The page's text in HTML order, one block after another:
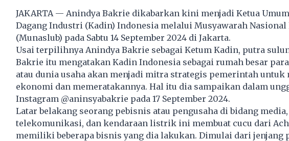
JAKARTA — Anindya Bakrie dikabarkan kini menjadi Ketua
Dagang Industri (Kadin) Indonesia melalui Musyawarah Nasional
(Munaslub) pada Sabtu 14 September 2024 di Jakarta.
Usai terpilihnya Anindya Bakrie sebagai Ketum Kadin, putra
Bakrie itu mengatakan Kadin Indonesia sebagai rumah besar
atau dunia usaha akan menjadi mitra strategis pemerintah untuk
ekonomi dan memeratakannya. Hal itu dia sampaikan dalam
Instagram @aninsyabakrie pada 17 September 2024.
Latar belakang seorang pebisnis atau pengusaha di bidang media,
telekomunikasi, dan kendaraan listrik ini membuat cucu dari
memiliki beberapa bisnis yang dia lakukan. Dimulai dari jenjang